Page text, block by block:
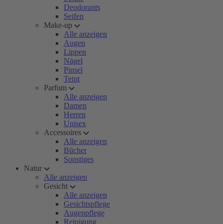
Deodorants
Seifen
Make-up
Alle anzeigen
Augen
Lippen
Nägel
Pinsel
Teint
Parfum
Alle anzeigen
Damen
Herren
Unisex
Accessoires
Alle anzeigen
Bücher
Sonstiges
Natur
Alle anzeigen
Gesicht
Alle anzeigen
Gesichtspflege
Augenpflege
Reinigung